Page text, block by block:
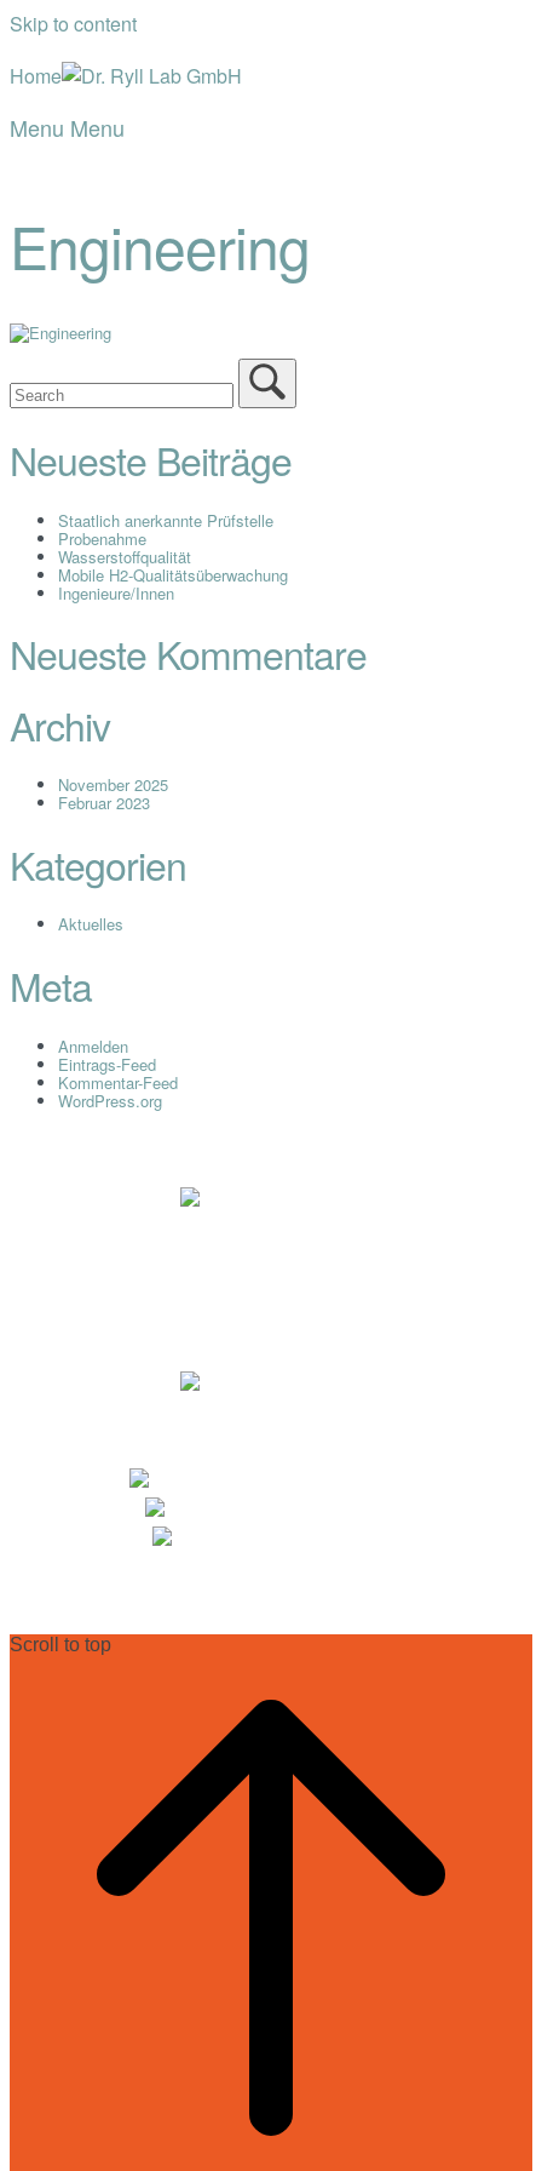
Skip to content
Home
Menu Menu
Engineering
Neueste Beiträge
Staatlich anerkannte Prüfstelle
Probenahme
Wasserstoffqualität
Mobile H2-Qualitätsüberwachung
Ingenieure/Innen
Neueste Kommentare
Archiv
November 2025
Februar 2023
Kategorien
Aktuelles
Meta
Anmelden
Eintrags-Feed
Kommentar-Feed
WordPress.org
Scroll to top